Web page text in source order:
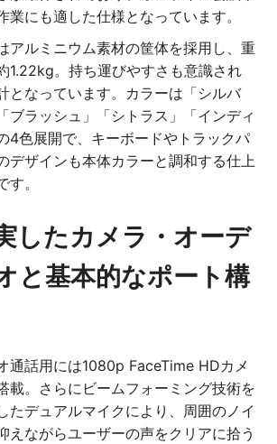
業にも適した仕様となっています。
アルミニウム素材の筐体を採用し、重
1.22kg。持ち運びやすさも意識され
となっています。カラーは「シルバ
ブラッシュ」「シトラス」「インディ
4色展開で、キーボードやトラックパ
デザインも本体カラーと調和する仕上
す。
したカメラ・オーデ
と基本的なポート構
通話用には1080p FaceTime HDカメ
載。さらにビームフォーミング技術を
たデュアルマイクにより、周囲のノイ
えながらユーザーの声をクリアに拾う